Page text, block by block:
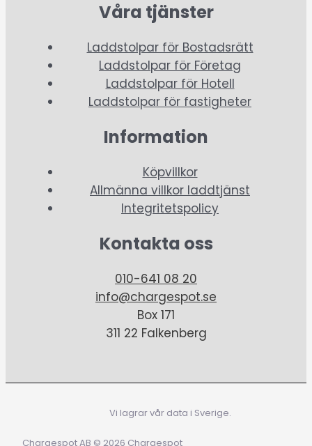
Våra tjänster
Laddstolpar för Bostadsrätt
Laddstolpar för Företag
Laddstolpar för Hotell
Laddstolpar för fastigheter
Information
Köpvillkor
Allmänna villkor laddtjänst
Integritetspolicy
Kontakta oss
010-641 08 20
info@chargespot.se
Box 171
311 22 Falkenberg
Vi lagrar vår data i Sverige.
Chargespot AB © 2026 Chargespot